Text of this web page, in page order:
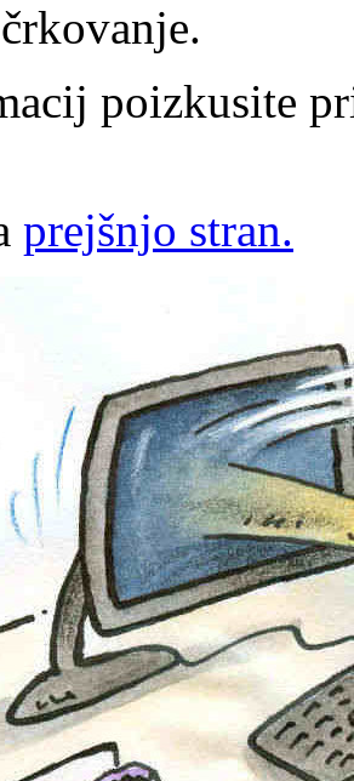
poizkusite
prejšnjo stran.